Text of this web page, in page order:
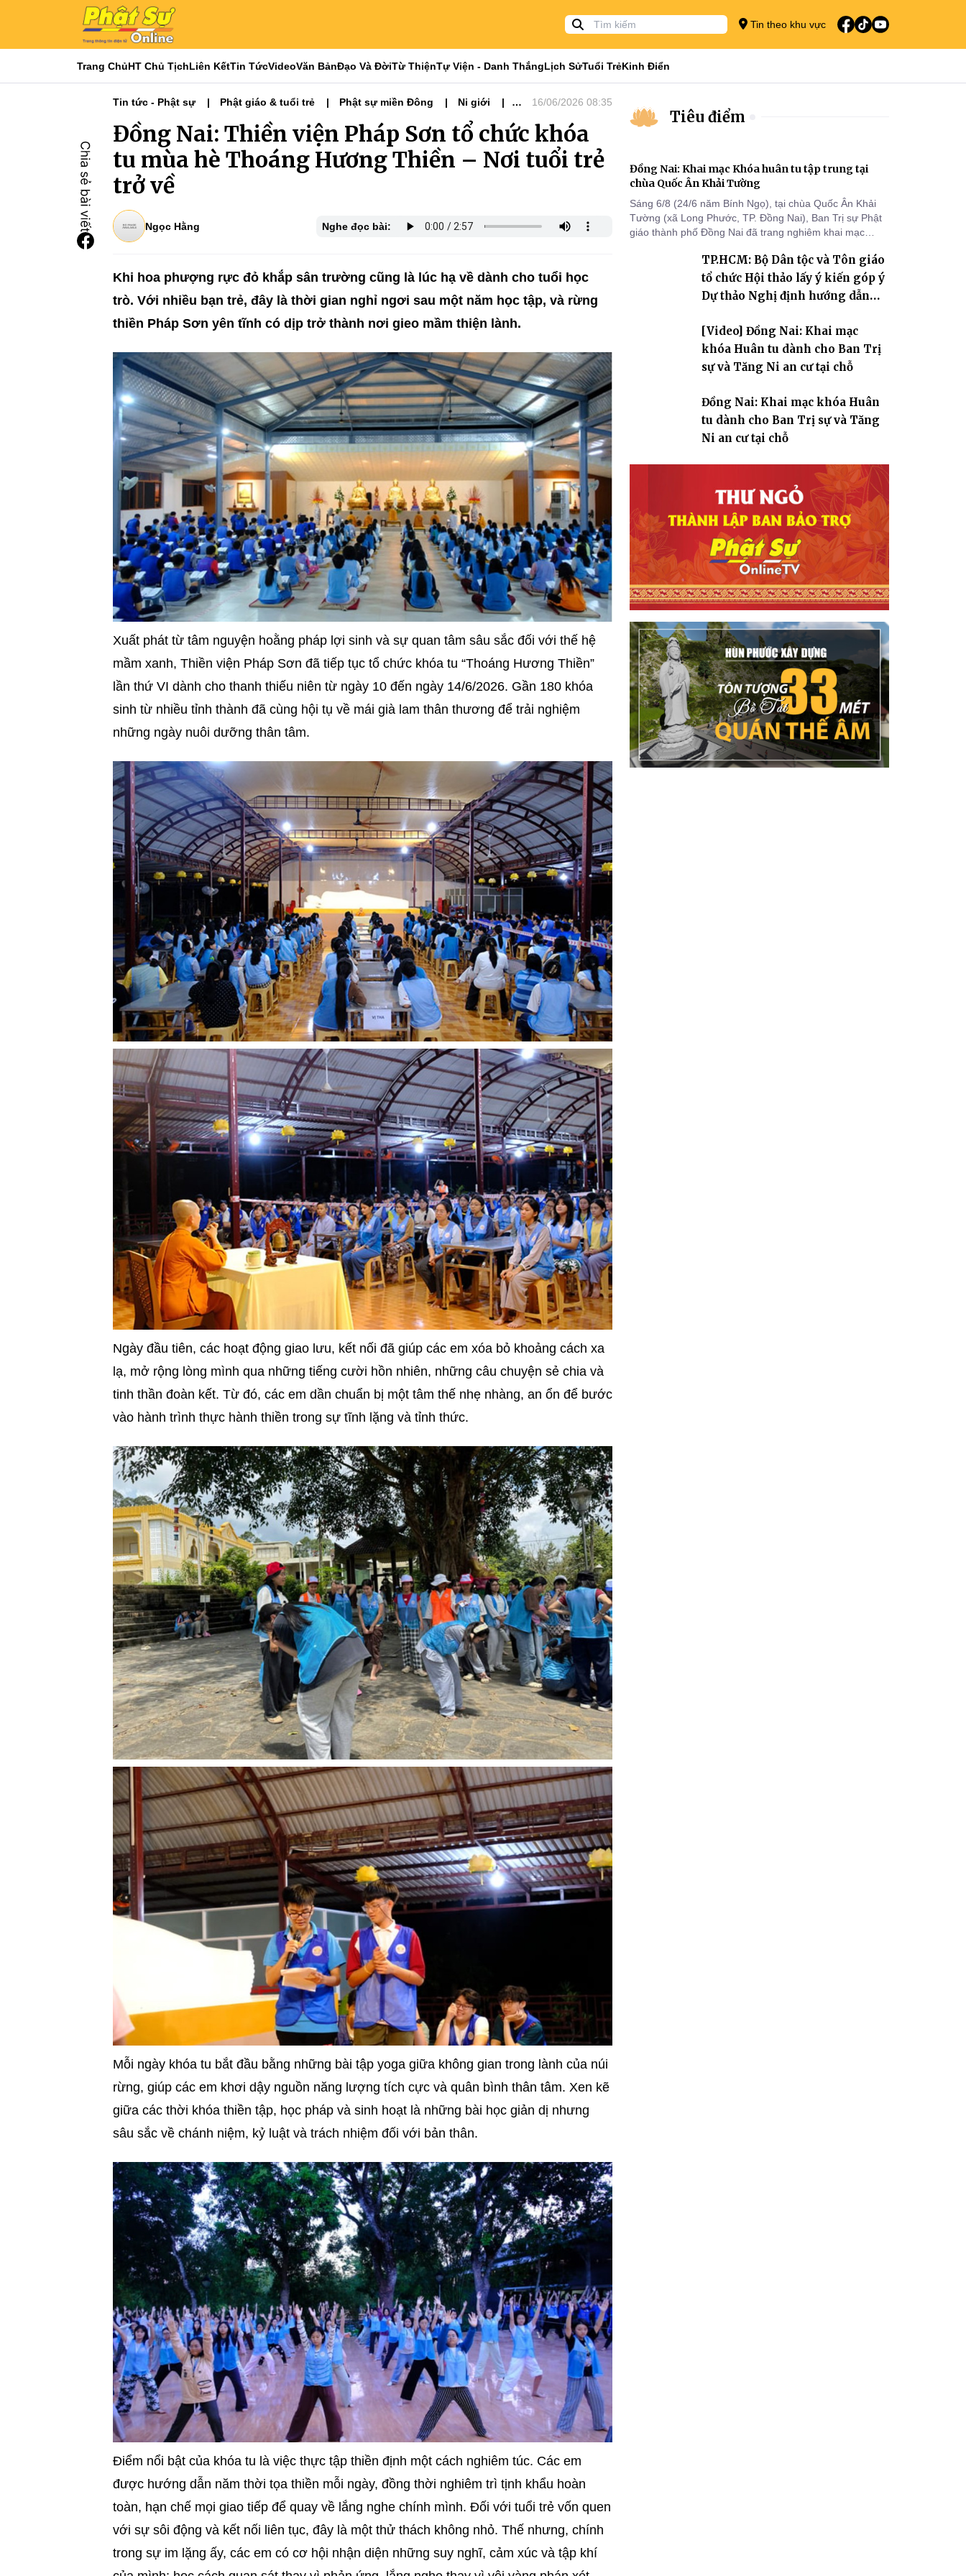
Tin theo khu vực
Trang ChủHT Chủ TịchLiên KếtTin TứcVideoVăn BảnĐạo Và ĐờiTừ ThiệnTự Viện - Danh ThắngLịch SửTuổi TrẻKinh Điển
Tin tức - Phật sự Phật giáo & tuổi trẻ Phật sự miền Đông
Ni giới
16/06/2026 08:35
Đồng Nai: Thiền viện Pháp Sơn tổ chức khóa
tu mùa hè Thoáng Hương Thiền – Nơi tuổi trẻ
trở về
Ngọc Hằng Nghe đọc bài:
Khi hoa phượng rực đỏ khắp sân trường cũng là lúc hạ về dành cho tuổi học
trò. Với nhiều bạn trẻ, đây là thời gian nghỉ ngơi sau một năm học tập, và rừng
thiền Pháp Sơn yên tĩnh có dịp trở thành nơi gieo mầm thiện lành.
Xuất phát từ tâm nguyện hoằng pháp lợi sinh và sự quan tâm sâu sắc đối với thế hệ
mầm xanh, Thiền viện Pháp Sơn đã tiếp tục tổ chức khóa tu “Thoáng Hương Thiền”
lần thứ VI dành cho thanh thiếu niên từ ngày 10 đến ngày 14/6/2026. Gần 180 khóa
sinh từ nhiều tỉnh thành đã cùng hội tụ về mái già lam thân thương để trải nghiệm
những ngày nuôi dưỡng thân tâm.
Ngày đầu tiên, các hoạt động giao lưu, kết nối đã giúp các em xóa bỏ khoảng cách xa
lạ, mở rộng lòng mình qua những tiếng cười hồn nhiên, những câu chuyện sẻ chia và
tinh thần đoàn kết. Từ đó, các em dần chuẩn bị một tâm thế nhẹ nhàng, an ổn để bước
vào hành trình thực hành thiền trong sự tĩnh lặng và tỉnh thức.
Mỗi ngày khóa tu bắt đầu bằng những bài tập yoga giữa không gian trong lành của núi
rừng, giúp các em khơi dậy nguồn năng lượng tích cực và quân bình thân tâm. Xen kẽ
giữa các thời khóa thiền tập, học pháp và sinh hoạt là những bài học giản dị nhưng
sâu sắc về chánh niệm, kỷ luật và trách nhiệm đối với bản thân.
Điểm nổi bật của khóa tu là việc thực tập thiền định một cách nghiêm túc. Các em
được hướng dẫn năm thời tọa thiền mỗi ngày, đồng thời nghiêm trì tịnh khẩu hoàn
toàn, hạn chế mọi giao tiếp để quay về lắng nghe chính mình. Đối với tuổi trẻ vốn quen
với sự sôi động và kết nối liên tục, đây là một thử thách không nhỏ. Thế nhưng, chính
trong sự im lặng ấy, các em có cơ hội nhận diện những suy nghĩ, cảm xúc và tập khí
Tiêu điểm
Đồng Nai: Khai mạc Khóa huân tu tập trung tại
chùa Quốc Ân Khải Tường
Sáng 6/8 (24/6 năm Bính Ngọ), tại chùa Quốc Ân Khải
Tường (xã Long Phước, TP. Đồng Nai), Ban Trị sự Phật
giáo thành phố Đồng Nai đã trang nghiêm khai mạc
2570 dành cho chư Tăng hành giả an cư tại chỗ khu vực
VII, VIII và trường hạ chùa Quốc Ân Khải Tường.
TP.HCM: Bộ Dân tộc và Tôn giáo
tổ chức Hội thảo lấy ý kiến góp ý
Dự thảo Nghị định hướng dẫn
giáo
[Video] Đồng Nai: Khai mạc
khóa Huân tu dành cho Ban Trị
sự và Tăng Ni an cư tại chỗ
Đồng Nai: Khai mạc khóa Huân
tu dành cho Ban Trị sự và Tăng
Ni an cư tại chỗ